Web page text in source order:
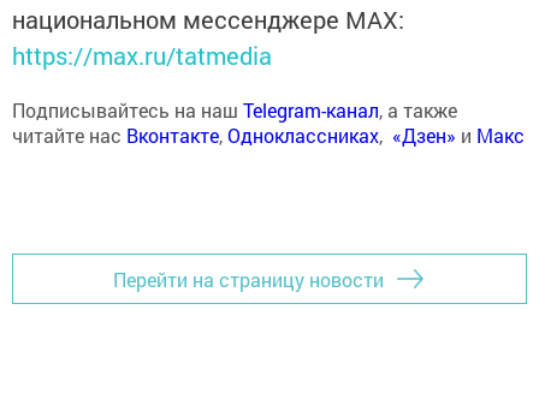
национальном мессенджере MАХ:
https://max.ru/tatmedia
Подписывайтесь на наш Telegram-канал, а также
читайте нас Вконтакте,Одноклассниках, «Дзен» и Макс
Перейти на страницу новости